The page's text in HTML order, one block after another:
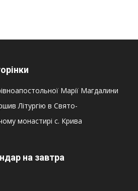
Марії Магдалини
Літургію в Свято-
монастирі с. Крива
на завтра